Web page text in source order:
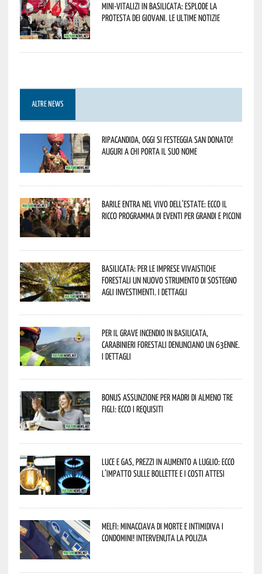
Mini-vitalizi in Basilicata: esplode la
protesta dei giovani. Le ultime notizie
ALTRE NEWS
Ripacandida, oggi si festeggia San Donato!
Auguri a chi porta il suo nome
Barile entra nel vivo dell’estate: ecco il
ricco programma di eventi per grandi e piccini
Basilicata: per le imprese vivaistiche
forestali un nuovo strumento di sostegno
agli investimenti. I dettagli
Per il grave incendio in Basilicata,
Carabinieri forestali denunciano un 63enne.
I dettagli
Bonus assunzione per madri di almeno tre
figli: ecco i requisiti
Luce e gas, prezzi in aumento a luglio: ecco
l’impatto sulle bollette e i costi attesi
Melfi: minacciava di morte e intimidiva i
condomini! Intervenuta la Polizia